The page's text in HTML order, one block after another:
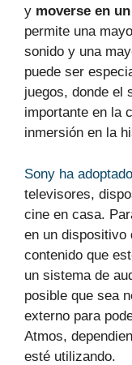
y moverse en
permite una
sonido y una
puede ser
juegos, donde el
importante en la
inmersión en la
Sony ha
televisores,
cine en casa.
en un dispositivo
contenido que
un sistema de
posible que sea
externo para
Atmos,
esté utilizando.